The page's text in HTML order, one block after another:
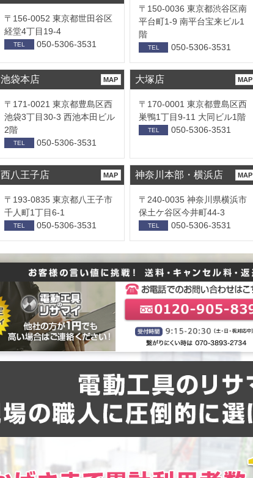
〒156-0052 東京都世田谷区
経堂4丁目19-4
TEL 050-5306-3531
〒150-0036 東京都渋谷区南
平台町1-9 南平台宝来ビル1
階
TEL 050-5306-3531
池袋本店 MAP
〒171-0021 東京都豊島区西
池袋3丁目30-3 西池本田ビル
2階
TEL 050-5306-3531
大塚店 MAP
〒170-0001 東京都豊島区西
巣鴨1丁目9-11 大同ビル1階
TEL 050-5306-3531
西八王子店 MAP
〒193-0835 東京都八王子市
千人町1丁目6-1
TEL 050-5306-3531
神奈川本部・横浜店 MAP
〒240-0035 神奈川県横浜市
保⼟ケ⾕区今井町44-3
TEL 050-5306-3531